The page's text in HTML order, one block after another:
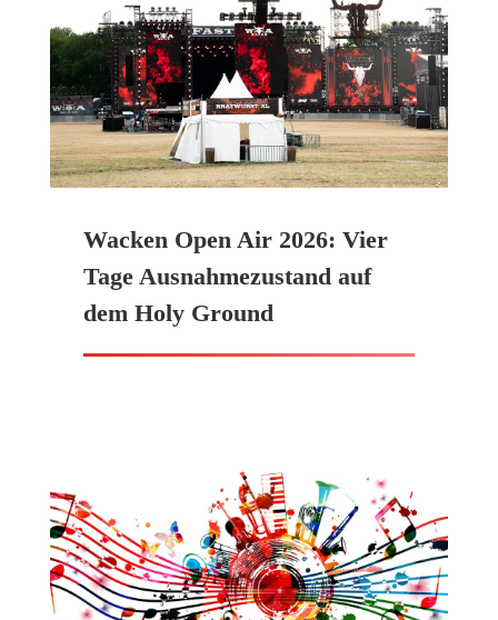
Wacken Open Air 2026: Vier
Tage Ausnahmezustand auf
dem Holy Ground